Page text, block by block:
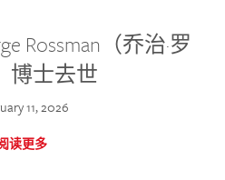
Rossman（乔治·罗
博士去世
11, 2026
读更多